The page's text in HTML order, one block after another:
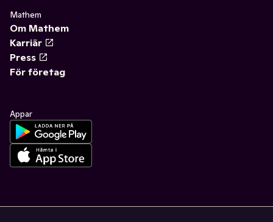
Mathem
Om Mathem
Karriär
Press
För företag
Appar